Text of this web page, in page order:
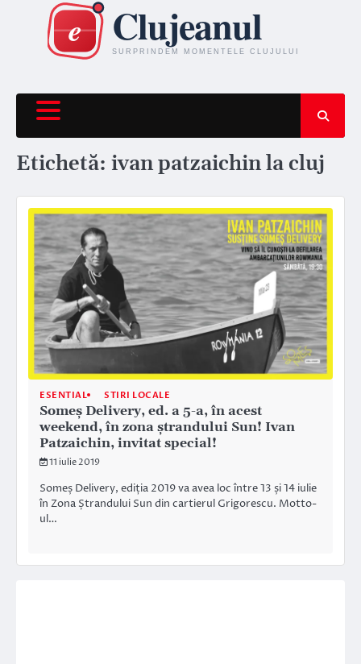
content
Etichetă: ivan patzaichin la cluj
ESENTIAL STIRI LOCALE
Someș Delivery, ed. a 5-a, în acest
weekend, în zona ștrandului Sun! Ivan
Patzaichin, invitat special!
11 iulie 2019
Someș Delivery, ediția 2019 va avea loc între 13 și 14 iulie
în Zona Ștrandului Sun din cartierul Grigorescu. Motto-
ul…